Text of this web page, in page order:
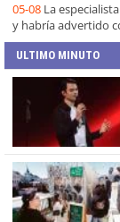
05-08 La
y habría advertido
ULTIMO MINUTO